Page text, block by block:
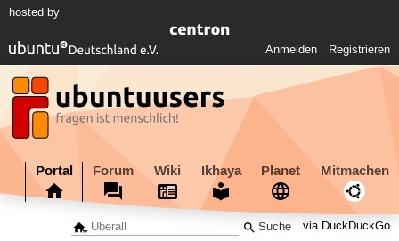
hosted by
Anmelden Registrieren
Portal Forum Wiki Ikhaya Planet Mitmachen
via DuckDuckGo